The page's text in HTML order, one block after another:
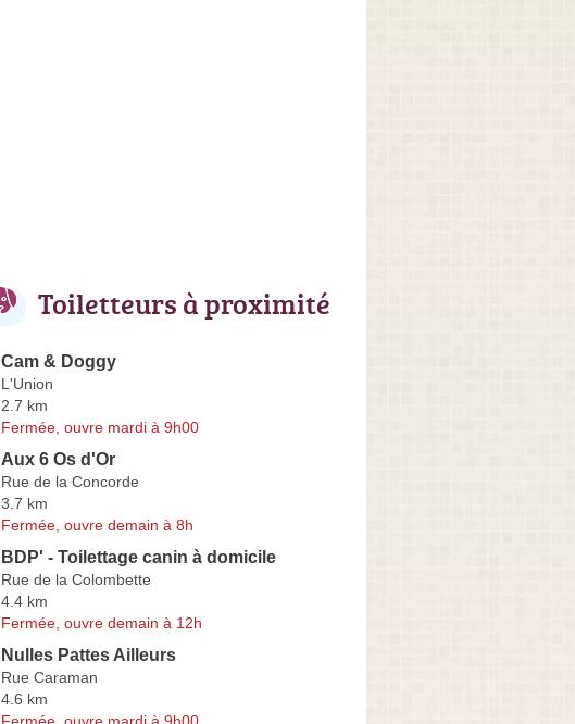
Toiletteurs à proximité
Cam & Doggy
L'Union
2.7 km
Fermée, ouvre mardi à 9h00
Aux 6 Os d'Or
Rue de la Concorde
3.7 km
Fermée, ouvre demain à 8h
BDP' - Toilettage canin à domicile
Rue de la Colombette
4.4 km
Fermée, ouvre demain à 12h
Nulles Pattes Ailleurs
Rue Caraman
4.6 km
Fermée, ouvre mardi à 9h00